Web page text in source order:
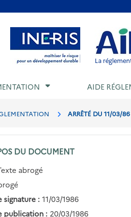
Aller au menu Aller au
La
AIDE
ARRÊTÉ DU 11/03/
DU DOCUMENT
abrogé
signature : 11/03/1986
publication : 20/03/1986